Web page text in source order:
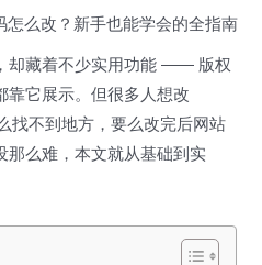
怎么改？新手也能学会的全指南
却藏着不少实用功能 —— 版权
靠它展示。但很多人想改
找不到地方，要么改完后网站
那么难，本文就从基础到实